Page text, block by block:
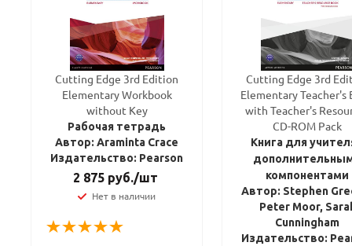
Cutting Edge 3rd Edition
Elementary Workbook
without Key
Рабочая тетрадь
Автор: Araminta Crace
Издательство: Pearson
2 875руб./шт
Нет в наличии
Cutting Edge 3rd
Elementary Teacher's
with Teacher's
CD-ROM Pack
Книга для
компонентами
Автор: Stephen
Peter Moor,
Cunningham
Издательство: